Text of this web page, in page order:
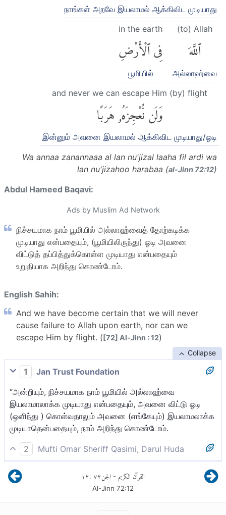
நாங்கள் அறவே இயலாமல் ஆக்கிவிட முடியாது
(to) Allah
ٱللَّهَ
அல்லாஹ்வை
in the earth
فِى ٱلْأَرْضِ
பூமியில்
and never we can escape Him (by) flight
وَلَن نُّعْجِزَهُۥ هَرَبًا
இன்னும் அவனை இயலாமல் ஆக்கிவிட முடியாது/ஓடி
Wa annaa zanannaaa al lan nu'jizal laaha fil ardi wa
lan nu'jizahoo harabaa (al-Jinn 72:12)
Abdul Hameed Baqavi:
Ads by Muslim Ad Network
நிச்சயமாக நாம் பூமியில் அல்லாஹ்வைத் தோற்கடிக்க
முடியாது என்பதையும், (பூமியிலிருந்து) ஓடி அவனை
விட்டுத் தப்பித்துக்கொள்ள முடியாது என்பதையும்
உறுதியாக அறிந்து கொண்டோம்.
English Sahih:
And we have become certain that we will never
cause failure to Allah upon earth, nor can we
escape Him by flight. ([72] Al-Jinn : 12)
Collapse
1
Jan Trust Foundation
“அன்றியும், நிச்சயமாக நாம் பூமியில் அல்லாஹ்வை
இயலாமாலாக்க முடியாது என்பதையும், அவனை விட்டு ஓடி
(ஒளிந்து ) கொள்வதாலும் அவனை (எங்கேயும்) இயலாமலாக்க
முடியாதென்பதையும், நாம் அறிந்து கொண்டோம்.
2
Mufti Omar Sheriff Qasimi, Darul Huda
நிச்சயமாக நாங்கள் அறிந்தோம், “நாங்கள் பூமியில்
அல்லாஹ்வை இயலாமல் அறவே ஆக்கிவிட முடியாது, இன்னும்
நாங்கள் (அவனை விட்டும்) ஓடி (ஒளிந்து) அவனை இயலாமல்
ஆக்கிவிட முடியாது (அவனை விட்டும் தப்பிக்க முடியாது).”
القرآن الكريم - الجن٧٢:١٢
Al-Jinn 72:12